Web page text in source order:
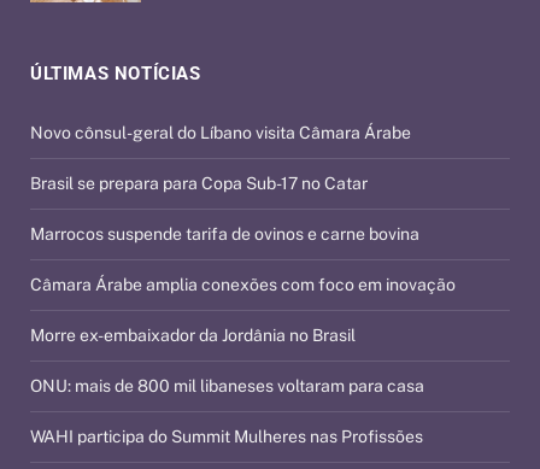
ÚLTIMAS NOTÍCIAS
Novo cônsul-geral do Líbano visita Câmara Árabe
Brasil se prepara para Copa Sub-17 no Catar
Marrocos suspende tarifa de ovinos e carne bovina
Câmara Árabe amplia conexões com foco em inovação
Morre ex-embaixador da Jordânia no Brasil
ONU: mais de 800 mil libaneses voltaram para casa
WAHI participa do Summit Mulheres nas Profissões